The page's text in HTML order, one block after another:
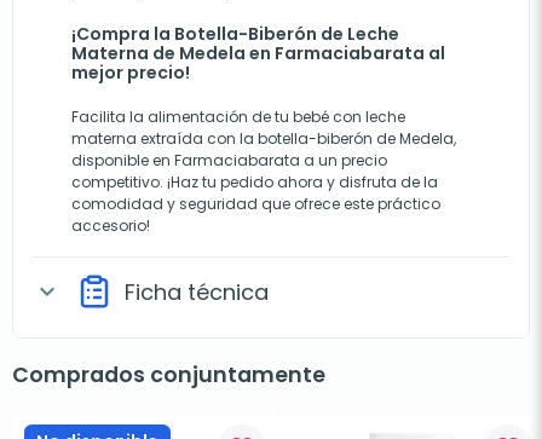
¡Compra la Botella-Biberón de Leche
Materna de Medela en Farmaciabarata al
mejor precio!
Facilita la alimentación de tu bebé con leche
materna extraída con la botella-biberón de Medela,
disponible en Farmaciabarata a un precio
competitivo. ¡Haz tu pedido ahora y disfruta de la
comodidad y seguridad que ofrece este práctico
accesorio!
expand_more Ficha técnica
Comprados conjuntamente